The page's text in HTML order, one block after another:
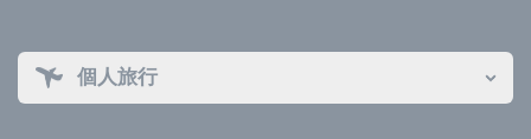
個人旅行